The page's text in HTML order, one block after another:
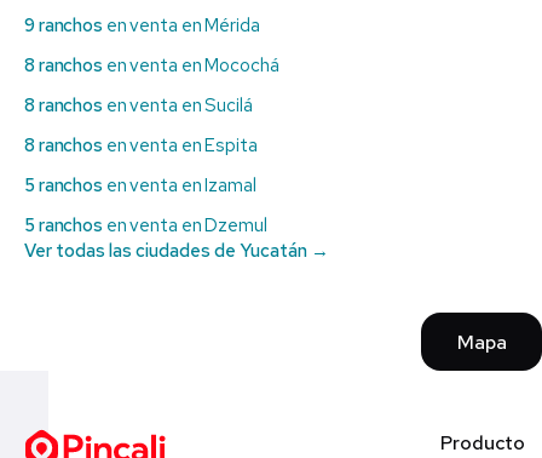
9 ranchos en venta en Mérida
8 ranchos en venta en Mocochá
8 ranchos en venta en Sucilá
8 ranchos en venta en Espita
5 ranchos en venta en Izamal
5 ranchos en venta en Dzemul
Ver todas las ciudades de Yucatán →
Mapa
Producto